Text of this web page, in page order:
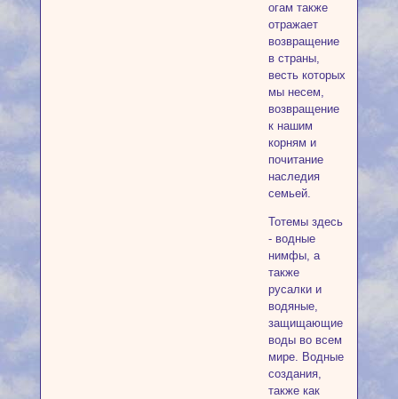
огам также
отражает
возвращение
в страны,
весть которых
мы несем,
возвращение
к нашим
корням и
почитание
наследия
семьей.
Тотемы здесь
- водные
нимфы, а
также
русалки и
водяные,
защищающие
воды во всем
мире. Водные
создания,
также как